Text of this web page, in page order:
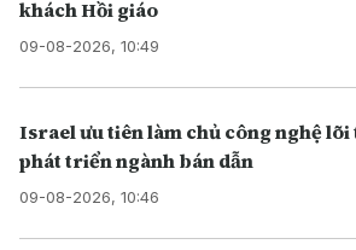
khách Hồi giáo
09-08-2026, 10:49
Israel ưu tiên làm chủ công nghệ
phát triển ngành bán dẫn
09-08-2026, 10:46